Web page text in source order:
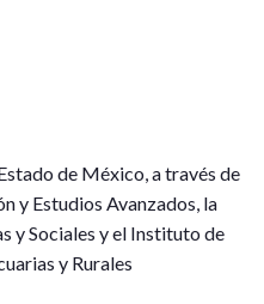
de México, a través de
y Estudios Avanzados, la
y Sociales y el Instituto de
y Rurales